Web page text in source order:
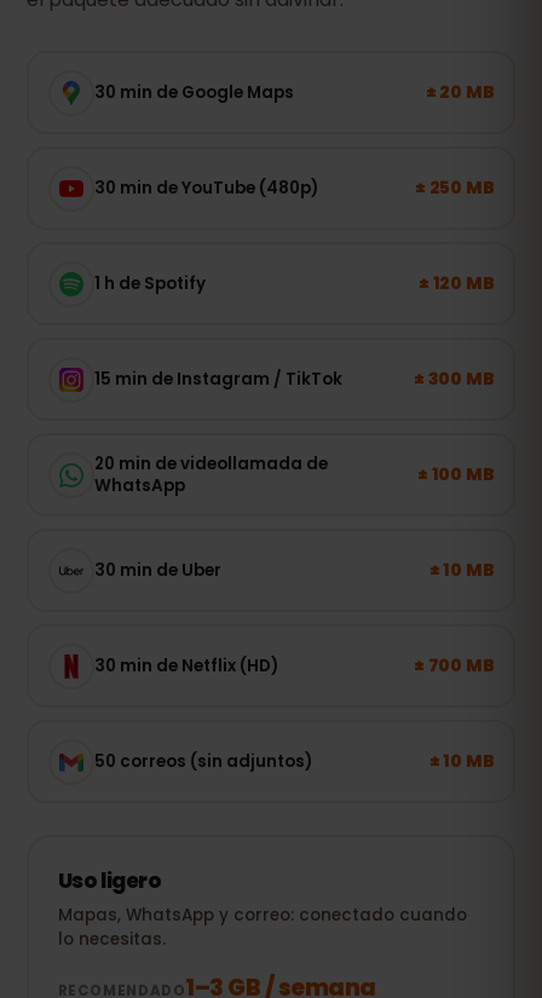
30 min de Google Maps ± 20 MB
30 min de YouTube (480p) ± 250 MB
1 h de Spotify ± 120 MB
15 min de Instagram / TikTok ± 300 MB
20 min de videollamada de
WhatsApp
± 100 MB
30 min de Uber ± 10 MB
30 min de Netflix (HD) ± 700 MB
50 correos (sin adjuntos) ± 10 MB
Uso ligero
Mapas, WhatsApp y correo: conectado cuando
lo necesitas.
RECOMENDADO1–3 GB / semana